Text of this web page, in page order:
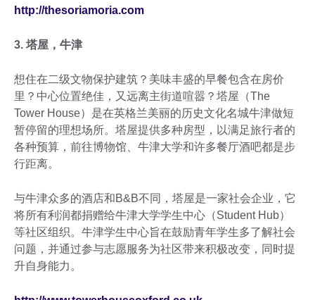
http://thesoriamoria.com
3. 塔屋，牛津
想住在二级文物保护建筑？美味丰盛的早餐包含在房价
里？中心位置绝佳，又远离主街道喧嚣？塔屋（The
Tower House）是在英格兰美丽的历史文化名城牛津做短
暂停留的理想场所。塔屋提供多种房型，以满足旅行者的
各种预算，前往博物馆、牛津大学和许多餐厅酒吧都是步
行距离。
与牛津众多的酒店和B&B不同，塔屋是一家社会企业，它
将所有利润都捐赠给牛津大学学生中心（Student Hub）
等社区组织。牛津学生中心旨在鼓励青年学生多了解社会
问题，并通过参与志愿服务为社区带来积极改变，同时提
升自身能力。